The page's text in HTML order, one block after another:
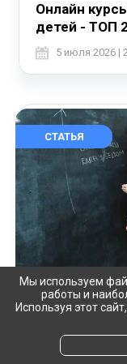
Онлайн
детей - ТОП
5 июля 2026 |
СТАТЬЯ
ТОП 15
в Москве
Мы используем
работы и
Используя этот